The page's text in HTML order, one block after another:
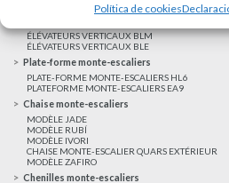
Política de cookies
Elévateurs à course réduite
ÉLÉVATEURS VERTICAUX BLM
ÉLÉVATEURS VERTICAUX BLE
Plate-forme monte-escaliers
PLATE-FORME MONTE-ESCALIERS HL6
PLATEFORME MONTE-ESCALIERS EA9
Chaise monte-escaliers
MODÈLE JADE
MODÈLE RUBÍ
MODÈLE IVORI
CHAISE MONTE-ESCALIER QUARS EXTÉRIEUR
MODÈLE ZAFIRO
Chenilles monte-escaliers